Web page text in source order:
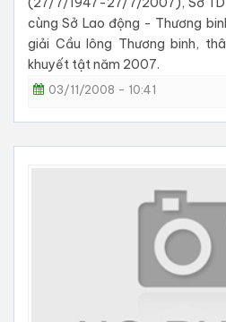
cùng Sở Lao động - Thương
giải Cầu lông Thương binh,
khuyết tật năm 2007.
03/11/2008 - 10:41